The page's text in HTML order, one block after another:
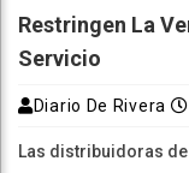
Restringen La
Servicio
Diario De Rivera
Las distribuidoras